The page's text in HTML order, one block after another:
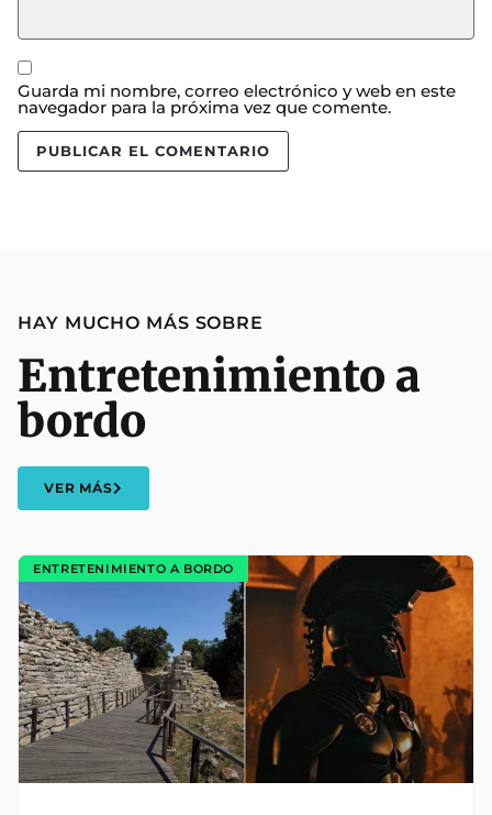
Guarda mi nombre, correo electrónico y web en este
navegador para la próxima vez que comente.
HAY MUCHO MÁS SOBRE
Entretenimiento a
bordo
VER MÁS
ENTRETENIMIENTO A BORDO